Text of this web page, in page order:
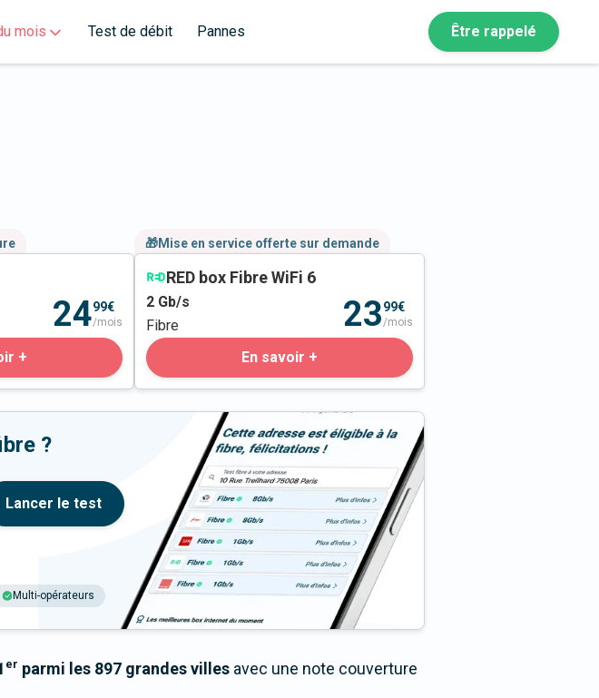
mois Test de débit Pannes Être rappelé
2499€
/mois
+
🎁Mise en service offerte sur demande
RED box Fibre WiFi 6
2 Gb/s
Fibre
2399€
/mois
En savoir +
?
Lancer le test
Multi-opérateurs
er parmi les 897 grandes villes avec une note couverture